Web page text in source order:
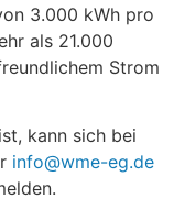
3.000 kWh pro
als 21.000
Strom
kann sich bei
info@wme-eg.de